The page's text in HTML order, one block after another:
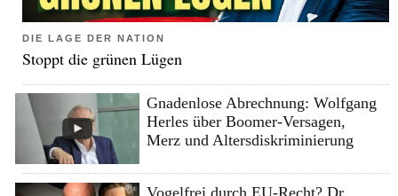
DIE LAGE DER NATION
Stoppt die grünen Lügen
Gnadenlose Abrechnung: Wolfgang
Herles über Boomer-Versagen,
Merz und Altersdiskriminierung
Vogelfrei durch EU-Recht? Dr.